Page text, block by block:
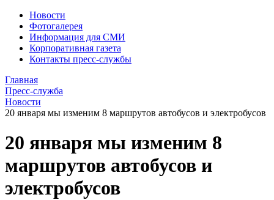
Новости
Фотогалерея
Информация для СМИ
Корпоративная газета
Контакты пресс-службы
Главная
Пресс-служба
Новости
20 января мы изменим 8 маршрутов автобусов и электробусов
20 января мы изменим 8
маршрутов автобусов и
электробусов